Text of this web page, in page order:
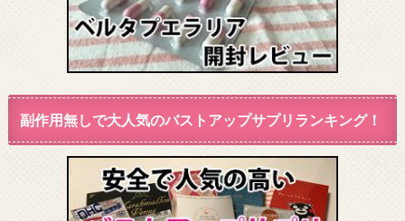
副作用無しで大人気のバストアップサプリランキング！